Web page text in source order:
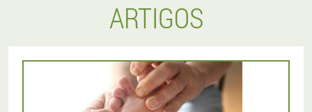
ARTIGOS